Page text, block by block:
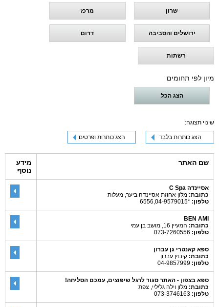
שרון מרכז
ירושלים והסביבה דרום
רשתות
מיון לפי תחומים
הצג הכל
שינוי תצוגה:
הצג כותרות בלבד הצג כותרות ופרטים
שם האתר
מידע
נוסף
אסיינדה C Spa
כתובת: מלון אחוזת אסיינדה ביער, מעלות
טלפון: *6556,04-9579015
BEN AMI
כתובת: המעיין 16, מושב בן עמי
טלפון:
ספא קאנטרי גן עברון
כתובת: קיבוץ עברון
טלפון:
ספא בצפון - האתר סגור לרגל שיפוצים, עמכם הסליחה!
כתובת: מלון וילה גליליי, צפת
טלפון: